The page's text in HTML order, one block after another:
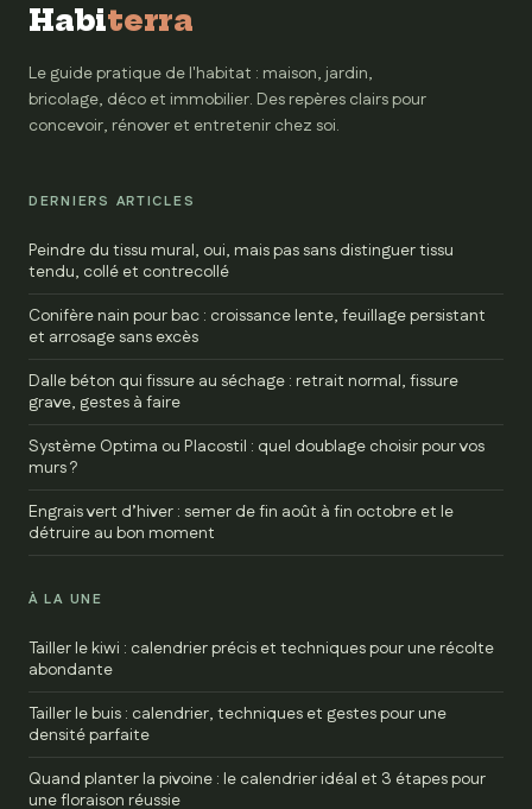
Habiterra
Le guide pratique de l'habitat : maison, jardin,
bricolage, déco et immobilier. Des repères clairs pour
concevoir, rénover et entretenir chez soi.
DERNIERS ARTICLES
Peindre du tissu mural, oui, mais pas sans distinguer tissu
tendu, collé et contrecollé
Conifère nain pour bac : croissance lente, feuillage persistant
et arrosage sans excès
Dalle béton qui fissure au séchage : retrait normal, fissure
grave, gestes à faire
Système Optima ou Placostil : quel doublage choisir pour vos
murs ?
Engrais vert d’hiver : semer de fin août à fin octobre et le
détruire au bon moment
À LA UNE
Tailler le kiwi : calendrier précis et techniques pour une récolte
abondante
Tailler le buis : calendrier, techniques et gestes pour une
densité parfaite
Quand planter la pivoine : le calendrier idéal et 3 étapes pour
une floraison réussie